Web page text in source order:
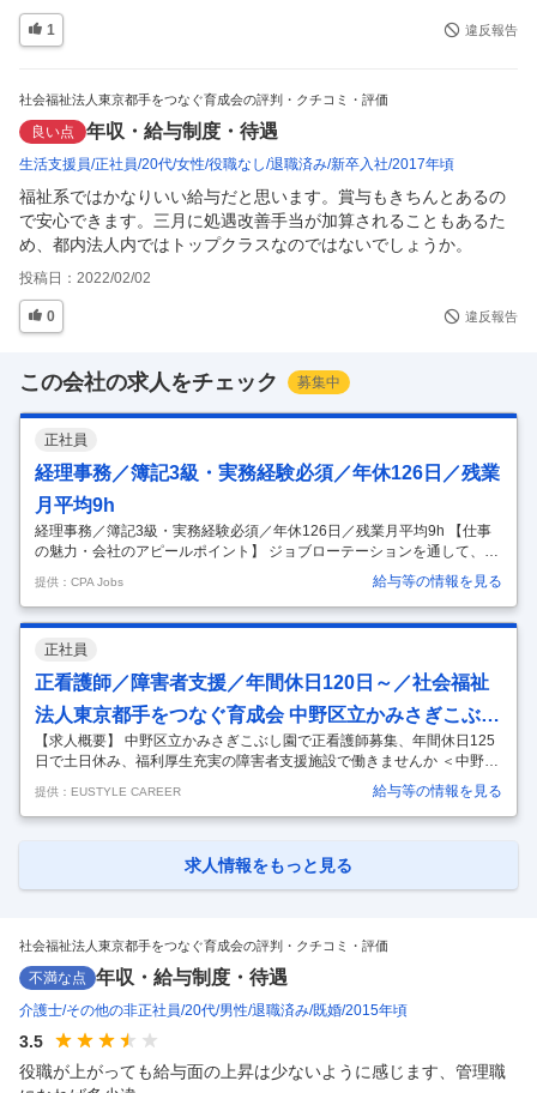
1 違反報告
社会福祉法人東京都手をつなぐ育成会の評判・クチコミ・評価
良い点 年収・給与制度・待遇
生活支援員 正社員 20代 女性 役職なし 退職済み 新卒入社 2017年頃
福祉系ではかなりいい給与だと思います。賞与もきちんとあるの
で安心できます。三月に処遇改善手当が加算されることもあるた
め、都内法人内ではトップクラスなのではないでしょうか。
投稿日： 2022/02/02
0 違反報告
この会社の求人をチェック 募集中
正社員
経理事務／簿記3級・実務経験必須／年休126日／残業
月平均9h
経理事務／簿記3級・実務経験必須／年休126日／残業月平均9h 【仕事
の魅力・会社のアピールポイント】 ジョブローテーションを通して、適
宜施設の異動があります。様々な施設を経験することで、スキルや人と
しての視野が広まりますので、福祉事務のプロへ成長していけます。
【職種】 経理（決算業務を含む） 【雇用形態】 正社員 【仕事内容】 障
害者支援施設において、労務・会計・庶務を中心とした事務を担当して
いただきます。 （主な担当業務） ・給与計算、勤怠管理、社会保険等の
整理 ・会計事務（ソフト入力、予算、決算） ・関係機関との連絡 ・労
務関係 ・庶務 【応募資格】 日商簿記3級 実務経験3年以上 【…
提供：CPA Jobs 給与等の情報を見る
正社員
正看護師／障害者支援／年間休日120日～／社会福祉
法人東京都手をつなぐ育成会 中野区立かみさぎこぶし
園
【求人概要】 中野区立かみさぎこぶし園で正看護師募集、年間休日125
日で土日休み、福利厚生充実の障害者支援施設で働きませんか ＜中野区/
障害者支援施設＞「中野区立かみさぎこぶし園」年間休日125日／日勤
のみ／残業少なめ／＜正看護師＞ 障害者支援施設における看護業務 障害
者福祉施設での看護業務全般をお任せ致します。 業務内容：健康管理、
ス・施設形態：障害者支援施設 ［就業先］ 社会福祉法人東京都手をつな
提供：EUSTYLE CAREER 給与等の情報を見る
求人情報をもっと見る
社会福祉法人東京都手をつなぐ育成会の評判・クチコミ・評価
不満な点 年収・給与制度・待遇
介護士 その他の非正社員 20代 男性 退職済み 既婚 2015年頃
3.5
役職が上がっても給与面の上昇は少ないように感じます、管理職